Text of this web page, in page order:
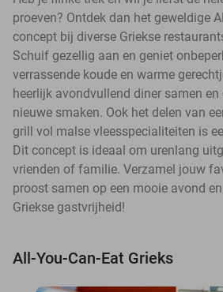
proeven? Ontdek dan het geweldige
concept bij diverse Griekse
Schuif gezellig aan en geniet
verrassende koude en warme
heerlijk avondvullend diner samen
nieuwe smaken. Ook het delen van
grill vol malse vleesspecialiteiten is
Dit concept is ideaal om urenlang
vrienden of familie. Verzamel jouw
proost samen op een mooie avond
Griekse gastvrijheid!
All-You-Can-Eat Grieks